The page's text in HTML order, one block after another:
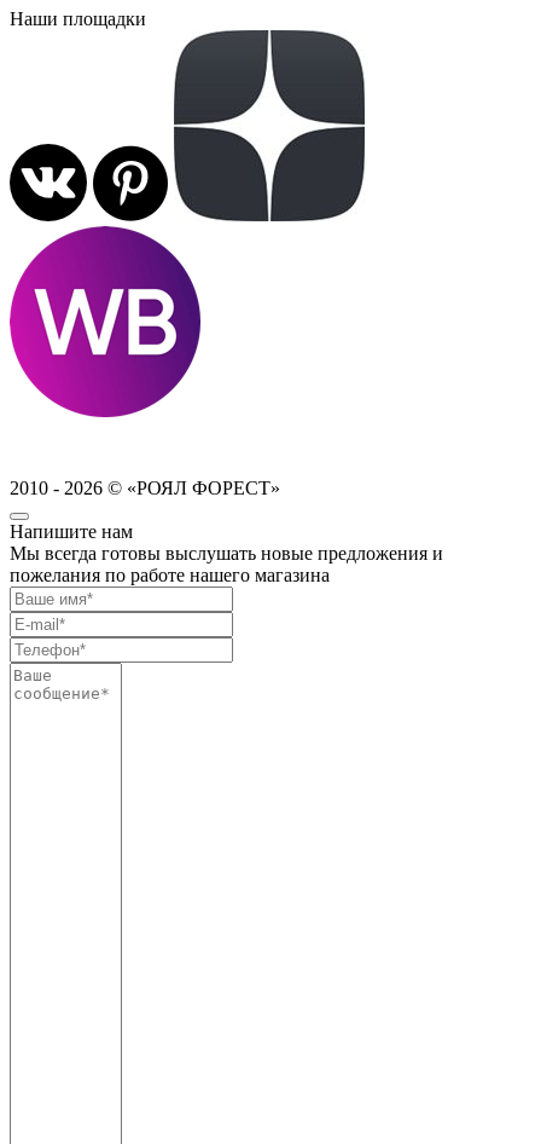
Наши площадки
2010 - 2026 © «РОЯЛ ФОРЕСТ»
Напишите нам
Мы всегда готовы выслушать новые предложения и
пожелания по работе нашего магазина